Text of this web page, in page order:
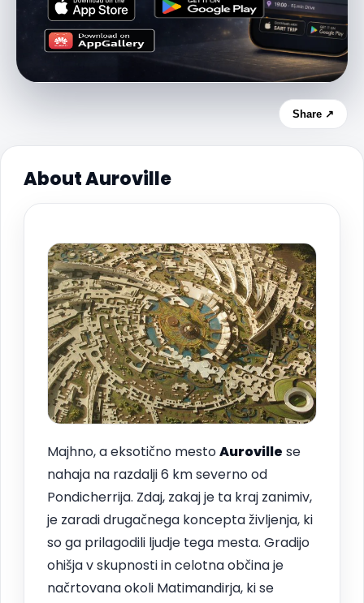
Share ↗
About Auroville
Majhno, a eksotično mestoAuroville se
nahaja na razdalji 6 km severno od
Pondicherrija. Zdaj, zakaj je ta kraj zanimiv,
je zaradi drugačnega koncepta življenja, ki
so ga prilagodili ljudje tega mesta. Gradijo
ohišja v skupnosti in celotna občina je
načrtovana okoli Matimandirja, ki se